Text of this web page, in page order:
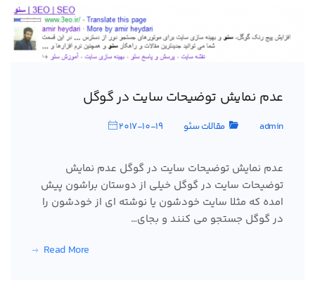
عدم نمایش توضیحات سایت در گوگل
admin مقالات سئو 2017-10-19
عدم نمایش توضیحات سایت در گوگل عدم نمایش
توضیحات سایت در گوگل خیلی از دوستان براشون پیش
امده که مثلا سایت خودشون یا نوشته ای از خودشون را
در گوگل جستجو می کنند و بجای…
Read More